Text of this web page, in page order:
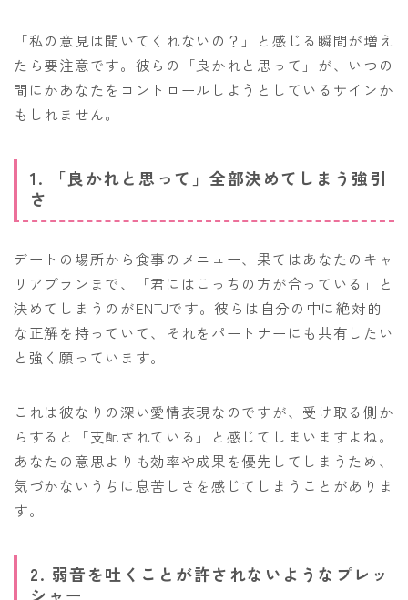
「私の意見は聞いてくれないの？」と感じる瞬間が増え
たら要注意です。彼らの「良かれと思って」が、いつの
間にかあなたをコントロールしようとしているサインか
もしれません。
1. 「良かれと思って」全部決めてしまう強引
さ
デートの場所から食事のメニュー、果てはあなたのキャ
リアプランまで、「君にはこっちの方が合っている」と
決めてしまうのがENTJです。彼らは自分の中に絶対的
な正解を持っていて、それをパートナーにも共有したい
と強く願っています。
これは彼なりの深い愛情表現なのですが、受け取る側か
らすると「支配されている」と感じてしまいますよね。
あなたの意思よりも効率や成果を優先してしまうため、
気づかないうちに息苦しさを感じてしまうことがありま
す。
2. 弱音を吐くことが許されないようなプレッ
シャー